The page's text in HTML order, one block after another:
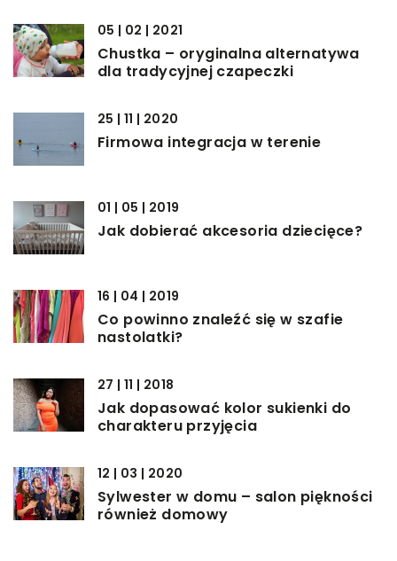
05 | 02 | 2021
Chustka – oryginalna alternatywa
dla tradycyjnej czapeczki
25 | 11 | 2020
Firmowa integracja w terenie
01 | 05 | 2019
Jak dobierać akcesoria dziecięce?
16 | 04 | 2019
Co powinno znaleźć się w szafie
nastolatki?
27 | 11 | 2018
Jak dopasować kolor sukienki do
charakteru przyjęcia
12 | 03 | 2020
Sylwester w domu – salon piękności
również domowy